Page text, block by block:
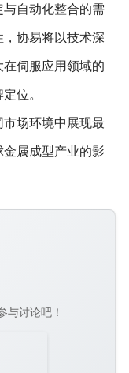
自动化整合的需
协易将以技术深
伺服应用领域的
位。
场环境中展现最
属成型产业的影
与讨论吧！